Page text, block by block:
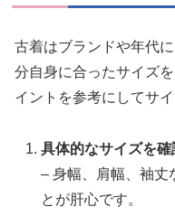
古着はブランドや年代
分自身に合ったサイズ
イントを参考にしてサ
具体的なサイズを確
– 身幅、肩幅、袖丈
とが肝心です。